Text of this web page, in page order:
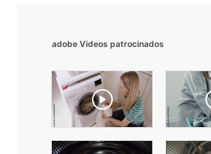
adobe Videos patrocinados